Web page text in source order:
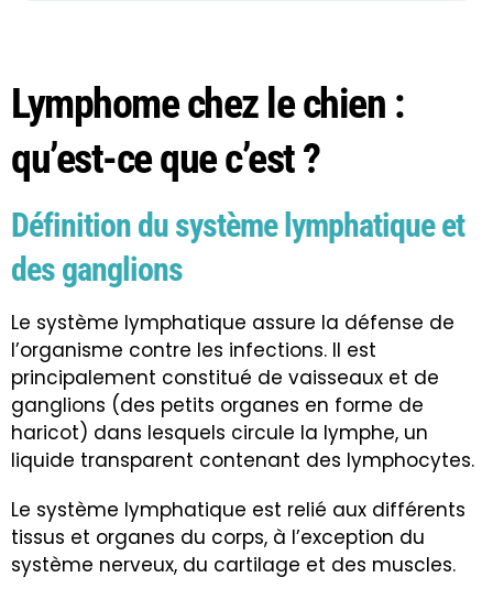
Lymphome chez le chien :
qu’est-ce que c’est ?
Définition du système lymphatique et
des ganglions
Le système lymphatique assure la défense de
l’organisme contre les infections. Il est
principalement constitué de vaisseaux et de
ganglions (des petits organes en forme de
haricot) dans lesquels circule la lymphe, un
liquide transparent contenant des lymphocytes.
Le système lymphatique est relié aux différents
tissus et organes du corps, à l’exception du
système nerveux, du cartilage et des muscles.